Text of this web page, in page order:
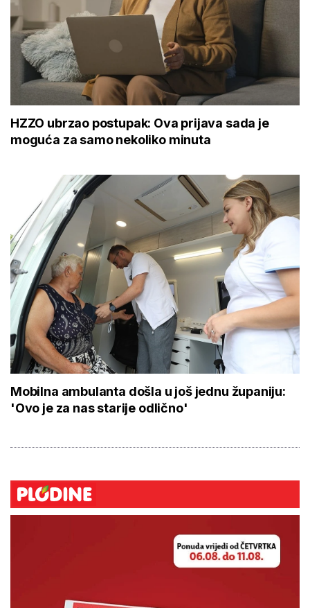
HZZO ubrzao postupak: Ova prijava sada je
moguća za samo nekoliko minuta
Mobilna ambulanta došla u još jednu županiju:
'Ovo je za nas starije odlično'